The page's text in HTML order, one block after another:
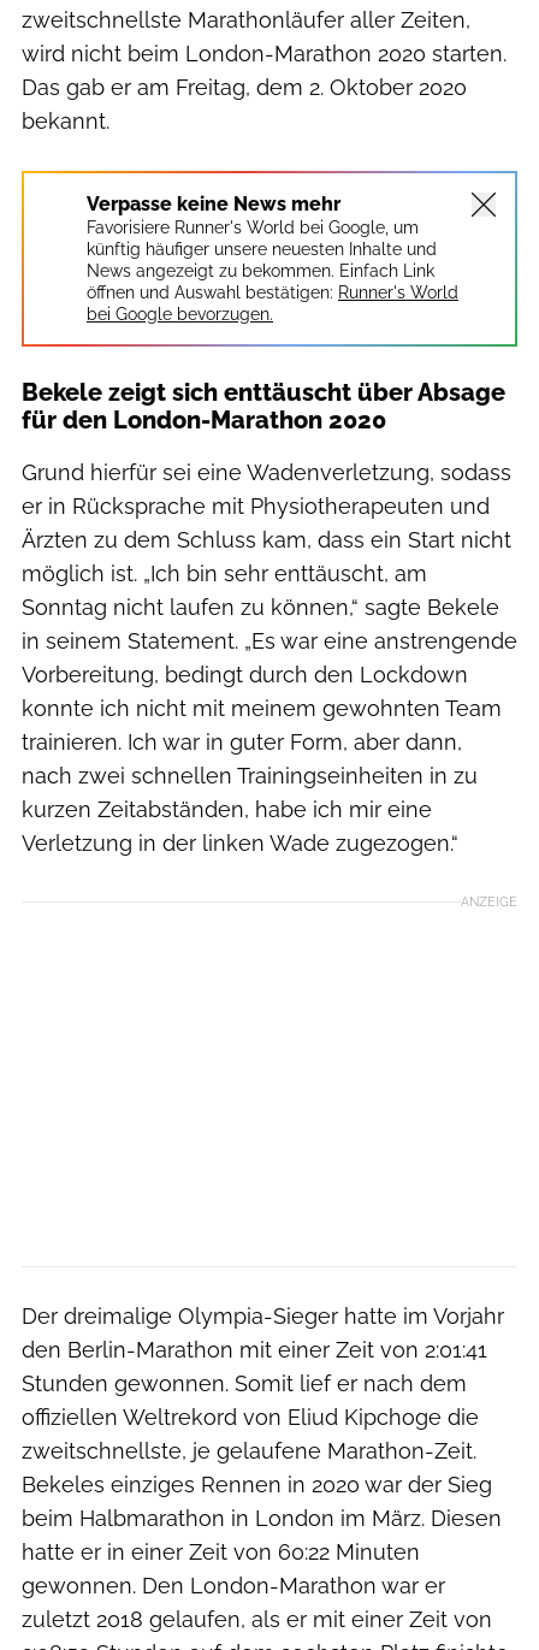
zweitschnellste Marathonläufer aller Zeiten,
wird nicht beim London-Marathon 2020 starten.
Das gab er am Freitag, dem 2. Oktober 2020
bekannt.
Verpasse keine News mehr
Favorisiere Runner's World bei Google, um
künftig häufiger unsere neuesten Inhalte und
News angezeigt zu bekommen. Einfach Link
öffnen und Auswahl bestätigen: Runner's World
bei Google bevorzugen.
Bekele zeigt sich enttäuscht über Absage
für den London-Marathon 2020
Grund hierfür sei eine Wadenverletzung, sodass
er in Rücksprache mit Physiotherapeuten und
Ärzten zu dem Schluss kam, dass ein Start nicht
möglich ist. „Ich bin sehr enttäuscht, am
Sonntag nicht laufen zu können,“ sagte Bekele
in seinem Statement. „Es war eine anstrengende
Vorbereitung, bedingt durch den Lockdown
konnte ich nicht mit meinem gewohnten Team
trainieren. Ich war in guter Form, aber dann,
nach zwei schnellen Trainingseinheiten in zu
kurzen Zeitabständen, habe ich mir eine
Verletzung in der linken Wade zugezogen.“
ANZEIGE
Der dreimalige Olympia-Sieger hatte im Vorjahr
den Berlin-Marathon mit einer Zeit von 2:01:41
Stunden gewonnen. Somit lief er nach dem
offiziellen Weltrekord von Eliud Kipchoge die
zweitschnellste, je gelaufene Marathon-Zeit.
Bekeles einziges Rennen in 2020 war der Sieg
beim Halbmarathon in London im März. Diesen
hatte er in einer Zeit von 60:22 Minuten
gewonnen. Den London-Marathon war er
zuletzt 2018 gelaufen, als er mit einer Zeit von